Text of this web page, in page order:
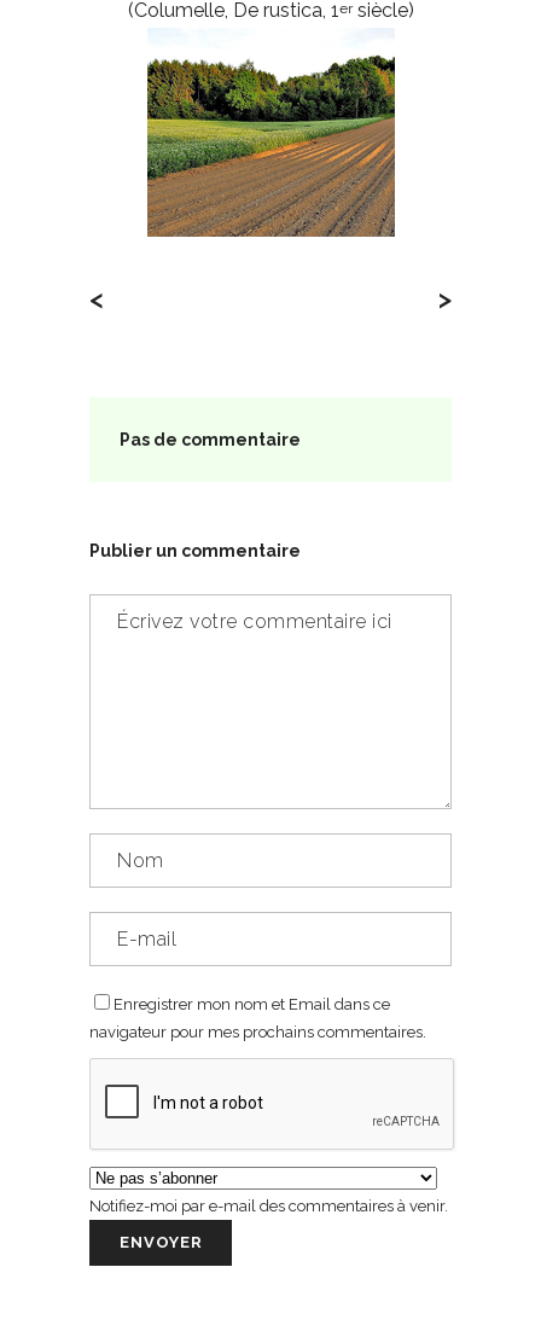
(Columelle, De rustica, 1 ersiècle)
< >
Pas de commentaire
Publier un commentaire
Enregistrer mon nom et Email dans ce
navigateur pour mes prochains commentaires.
Notifiez-moi par e-mail des commentaires à venir.